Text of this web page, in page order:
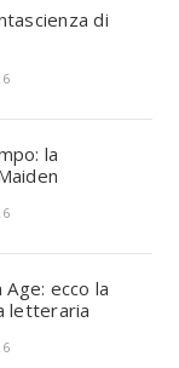
di
la
Age: ecco la
letteraria